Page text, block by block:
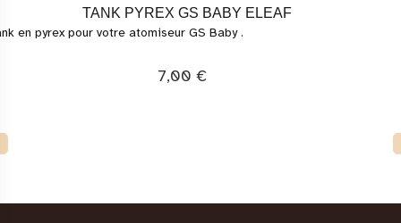
TANK PYREX GS BABY ELEAF
en pyrex pour votre atomiseur GS Baby .
7,00 €